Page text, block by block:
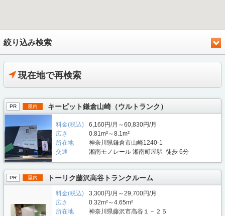
絞り込み検索
現在地で再検索
PR 屋内 キーピット鎌倉山崎（ウルトランク）
料金(税込)
6,160円/月～60,830円/月
広さ
0.81m²～8.1m²
所在地
神奈川県鎌倉市山崎1240-1
交通
湘南モノレール 湘南町屋駅 徒歩 6分
PR 屋内 トーリク藤沢高谷トランクルーム
料金(税込)
3,300円/月～29,700円/月
広さ
0.32m²～4.65m²
所在地
神奈川県藤沢市高谷１－２５